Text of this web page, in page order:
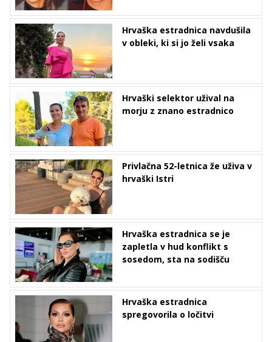
Hrvaška estradnica navdušila
v obleki, ki si jo želi vsaka
Hrvaški selektor užival na
morju z znano estradnico
Privlačna 52-letnica že uživa v
hrvaški Istri
Hrvaška estradnica se je
zapletla v hud konflikt s
sosedom, sta na sodišču
Hrvaška estradnica
spregovorila o ločitvi